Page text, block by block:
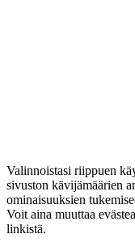
Valinnoistasi riippuen
sivuston kävijämäärien
ominaisuuksien
Voit aina muuttaa
linkistä.